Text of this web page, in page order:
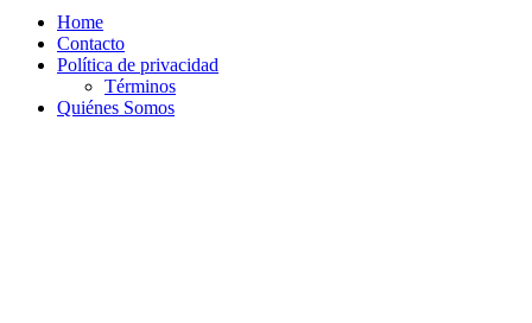
Home
Contacto
Política de privacidad
Términos
Quiénes Somos